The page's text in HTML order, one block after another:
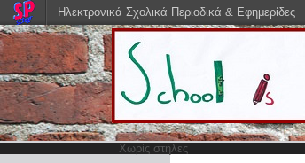
Χωρίς στήλες
Ηλεκτρονικά Σχολικά Περιοδικά & Εφημερίδες